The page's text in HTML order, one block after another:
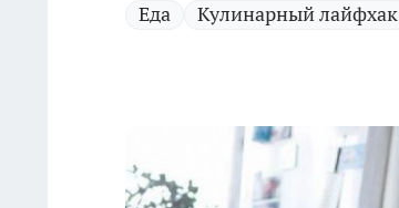
Еда Кулинарный лайфхак